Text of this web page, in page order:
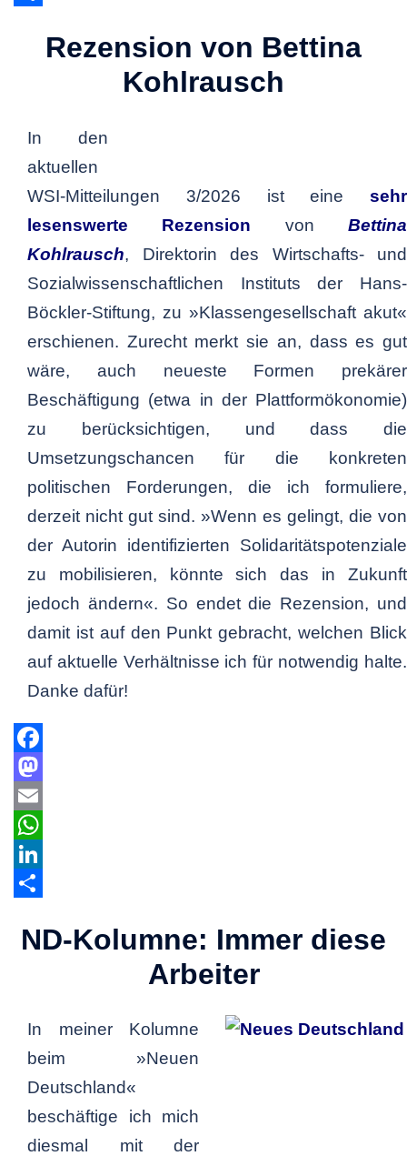
Rezension von Bettina
Kohlrausch
In den
aktuellen
WSI-Mitteilungen 3/2026 ist eine sehr
lesenswerte Rezension vonBettina
Kohlrausch, Direktorin des Wirtschafts- und
Sozialwissenschaftlichen Instituts der Hans-
Böckler-Stiftung, zu »Klassengesellschaft akut«
erschienen. Zurecht merkt sie an, dass es gut
wäre, auch neueste Formen prekärer
Beschäftigung (etwa in der Plattformökonomie)
zu berücksichtigen, und dass die
Umsetzungschancen für die konkreten
politischen Forderungen, die ich formuliere,
derzeit nicht gut sind. »Wenn es gelingt, die von
der Autorin identifizierten Solidaritätspotenziale
zu mobilisieren, könnte sich das in Zukunft
jedoch ändern«. So endet die Rezension, und
damit ist auf den Punkt gebracht, welchen Blick
auf aktuelle Verhältnisse ich für notwendig halte.
Danke dafür!
Facebook
Mastodon
Email
WhatsApp
LinkedIn
ND-Kolumne: Immer diese
Arbeiter
In meiner Kolumne
beim »Neuen
Deutschland«
beschäftige ich mich
diesmal mit der